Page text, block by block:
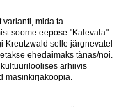
varianti, mida ta
soome eepose "Kalevala"
Kreutzwald selle järgnevatel
ehedaimaks tänas/noi.
arhiivis
masinkirjakoopia.